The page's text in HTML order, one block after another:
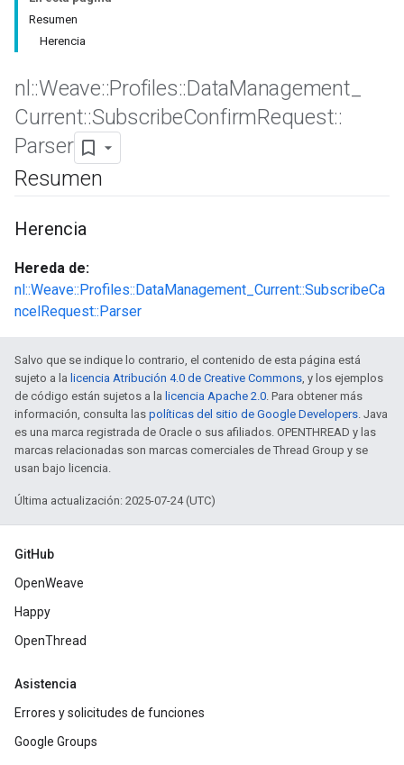
Resumen
Herencia
nl ::Weave::Profiles::DataManagement
Current::SubscribeConfirmRequest::
Parser
Resumen
Herencia
Hereda de:
nl::Weave::Profiles::DataManagement_Current::SubscribeCa
ncelRequest::Parser
Salvo que se indique lo contrario, el contenido de esta página está
sujeto a la licencia Atribución 4.0 de Creative Commons, y los ejemplos
de código están sujetos a la licencia Apache 2.0. Para obtener más
información, consulta las políticas del sitio de Google Developers. Java
es una marca registrada de Oracle o sus afiliados. OPENTHREAD y las
marcas relacionadas son marcas comerciales de Thread Group y se
usan bajo licencia.
Última actualización: 2025-07-24 (UTC)
GitHub
OpenWeave
Happy
OpenThread
Asistencia
Errores y solicitudes de funciones
Google Groups